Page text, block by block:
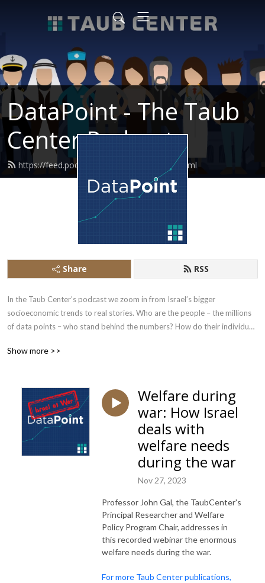
DataPoint - The Taub
Center Podcast
https://feed.podbean.com/taubcenter/feed.xml
Share RSS
In the Taub Center’s podcast we zoom in from Israel’s bigger
socioeconomic trends to real stories. Who are the people – the millions
of data points – who stand behind the numbers? How do their individual
Show more >>
Welfare during
war: How Israel
deals with
welfare needs
during the war
Nov 27, 2023
Professor John Gal, the TaubCenter's
Principal Researcher and Welfare
Policy Program Chair, addresses in
this recorded webinar the enormous
welfare needs during the war.
For more Taub Center publications,